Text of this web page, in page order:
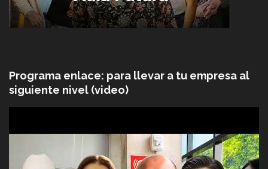
Programa enlace: para llevar a tu empresa al
siguiente nivel (video)